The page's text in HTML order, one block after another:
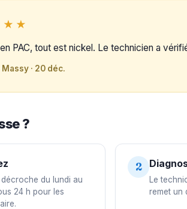
PAC, tout est nickel. Le technicien a
Massy · 20 déc.
?
décroche du lundi au
24 h pour les
2
Le
remet un